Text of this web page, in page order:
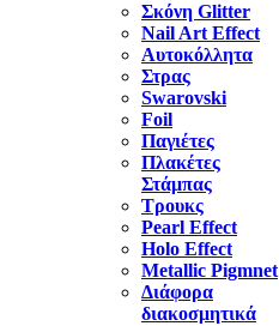
Σκόνη Glitter
Nail Art Effect
Αυτοκόλλητα
Στρας
Swarovski
Foil
Παγιέτες
Πλακέτες
Στάμπας
Τρουκς
Pearl Effect
Holo Effect
Metallic Pigmnet
Διάφορα
διακοσμητικά